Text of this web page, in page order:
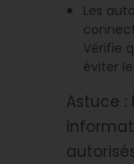
Les
Vérifie
éviter
Astuce :